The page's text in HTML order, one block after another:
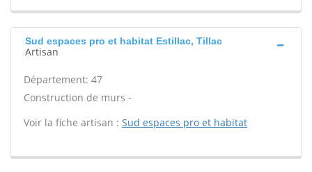
Sud espaces pro et habitat Estillac, Tillac
Artisan
Département: 47
Construction de murs -
Voir la fiche artisan : Sud espaces pro et habitat